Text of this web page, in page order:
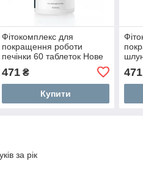
Фітокомплекс для
покращення роботи
печінки 60 таблеток Нове
471₴
Купити
471
за рік